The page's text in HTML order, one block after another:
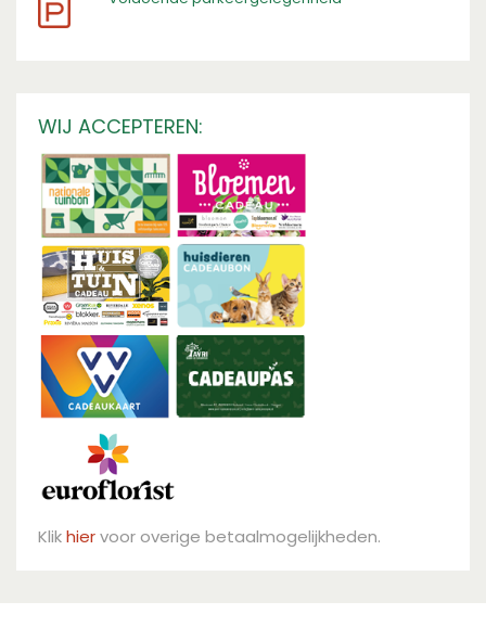
WIJ ACCEPTEREN:
Klikhiervoor overige betaalmogelijkheden.